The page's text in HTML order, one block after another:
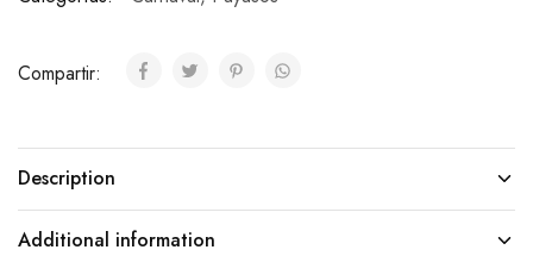
Compartir:
Description
Additional information